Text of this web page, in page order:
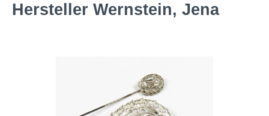
Hersteller Wernstein, Jena